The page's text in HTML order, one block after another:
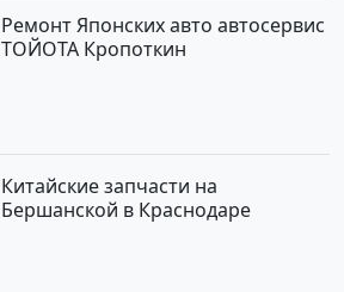
Ремонт Японских авто автосервис
ТОЙОТА Кропоткин
Китайские запчасти на
Бершанской в Краснодаре